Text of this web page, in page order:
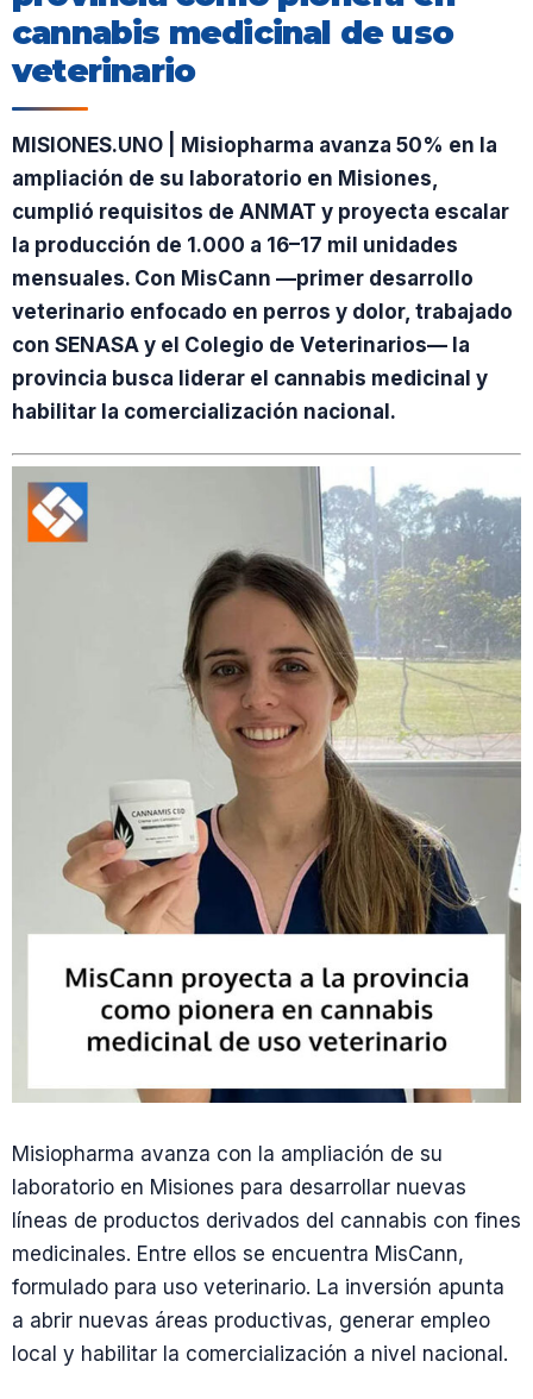
cannabis medicinal de uso
veterinario
MISIONES.UNO | Misiopharma avanza 50% en la
ampliación de su laboratorio en Misiones,
cumplió requisitos de ANMAT y proyecta escalar
la producción de 1.000 a 16–17 mil unidades
mensuales. Con MisCann —primer desarrollo
veterinario enfocado en perros y dolor, trabajado
con SENASA y el Colegio de Veterinarios— la
provincia busca liderar el cannabis medicinal y
habilitar la comercialización nacional.
Misiopharma avanza con la ampliación de su
laboratorio en Misiones para desarrollar nuevas
líneas de productos derivados del cannabis con fines
medicinales. Entre ellos se encuentra MisCann,
formulado para uso veterinario. La inversión apunta
a abrir nuevas áreas productivas, generar empleo
local y habilitar la comercialización a nivel nacional.